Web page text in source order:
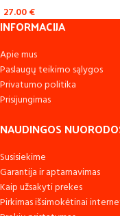
27.00€
INFORMACIJA
Apie mus
Paslaugų teikimo sąlygos
Privatumo politika
Prisijungimas
NAUDINGOS
Susisiekime
Garantija ir aptarnavimas
Kaip užsakyti prekes
Pirkimas išsimokėtinai